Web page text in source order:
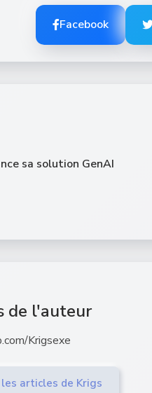
Facebook
sa solution GenAI
de l'auteur
Krigsexe
articles de Krigs